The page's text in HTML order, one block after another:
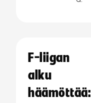
F-liigan
alku
häämöttää: